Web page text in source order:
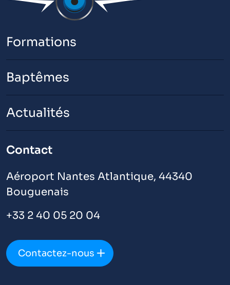
Formations
Baptêmes
Actualités
Contact
Aéroport Nantes Atlantique, 44340
Bouguenais
+33 2 40 05 20 04
Contactez-nous